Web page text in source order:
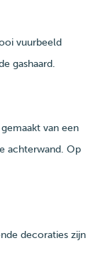
vuurbeeld
gashaard.
van een
achterwand. Op
decoraties zijn